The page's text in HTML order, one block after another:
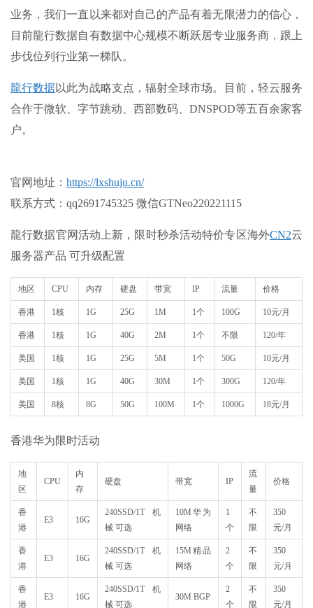
业务，我们一直以来都对自己的产品有着无限潜力的信心，
目前龍行数据自有数据中心规模不断跃居专业服务商，跟上
步伐位列行业第一梯队。
龍行数据以此为战略支点，辐射全球市场。目前，轻云服务
合作于微软、字节跳动、西部数码、DNSPOD等五百余家客
户。
官网地址： https://lxshuju.cn/
联系方式：qq2691745325 微信GTNeo220221115
龍行数据官网活动上新，限时秒杀活动特价专区海外CN2云
服务器产品 可升级配置
地区 CPU 内存 硬盘 带宽 IP 流量 价格
香港 1核 1G 25G 1M 1个 100G 10元/月
香港 1核 1G 40G 2M 1个 不限 120/年
美国 1核 1G 25G 5M 1个 50G 10元/月
美国 1核 1G 40G 30M 1个 300G 120/年
美国 8核 8G 50G 100M 1个 1000G 18元/月
香港华为限时活动
地
区
CPU
内
存
硬盘 带宽 IP
流
量
价格
香
港
E3 16G
240SSD/1T机
械 可选
10M华为
网络
1
个
不
限
350
元/月
香
港
E3 16G
240SSD/1T机
械 可选
15M精品
网络
2
个
不
限
350
元/月
香
港
E3 16G
240SSD/1T机
械 可选
30M BGP
2
个
不
限
350
元/月